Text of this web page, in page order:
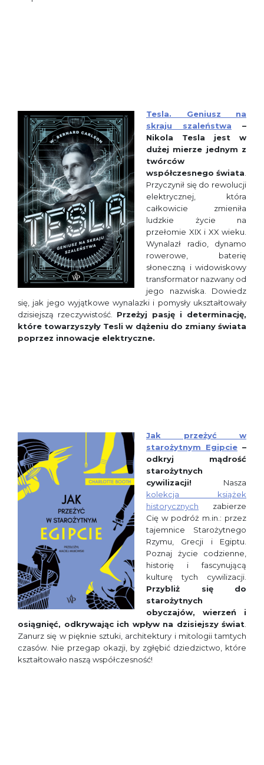
Tesla. Geniusz na
skraju szaleństwa –
Nikola Tesla jest w
dużej mierze jednym z
twórców
współczesnego świata.
Przyczynił się do rewolucji
elektrycznej, która
całkowicie zmieniła
ludzkie życie na
przełomie XIX i XX wieku.
Wynalazł radio, dynamo
rowerowe, baterię
słoneczną i widowiskowy
transformator nazwany od
jego nazwiska. Dowiedz
się, jak jego wyjątkowe wynalazki i pomysły ukształtowały
dzisiejszą rzeczywistość. Przeżyj pasję i determinację,
które towarzyszyły Tesli w dążeniu do zmiany świata
poprzez innowacje elektryczne.
Jak przeżyć w
starożytnym Egipcie –
odkryj mądrość
starożytnych
cywilizacji! Nasza
kolekcja książek
historycznych zabierze
Cię w podróż m.in.: przez
tajemnice Starożytnego
Rzymu, Grecji i Egiptu.
Poznaj życie codzienne,
historię i fascynującą
kulturę tych cywilizacji.
Przybliż się do
starożytnych
obyczajów, wierzeń i
osiągnięć, odkrywając ich wpływ na dzisiejszy świat.
Zanurz się w pięknie sztuki, architektury i mitologii tamtych
czasów. Nie przegap okazji, by zgłębić dziedzictwo, które
kształtowało naszą współczesność!